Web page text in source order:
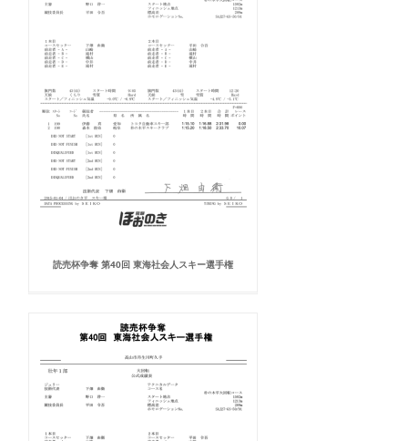
読売杯争奪 第40回 東海社会人スキー選手権